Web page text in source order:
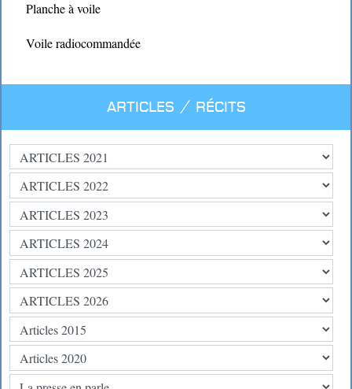
Planche à voile
Voile radiocommandée
Articles / Récits